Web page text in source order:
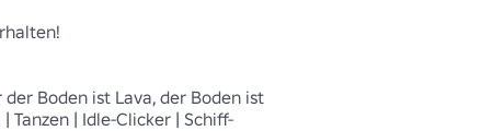
der Boden ist Lava, der Boden ist
Tanzen | Idle-Clicker | Schiff-